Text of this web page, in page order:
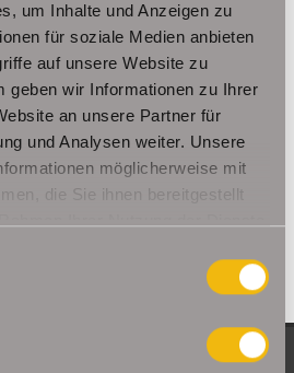
um Inhalte und Anzeigen zu
für soziale Medien anbieten
auf unsere Website zu
geben wir Informationen zu Ihrer
an unsere Partner für
und Analysen weiter. Unsere
möglicherweise mit
die Sie ihnen bereitgestellt
Udestedt
Weimar / Legefeld
Am Ettersberg Häuser Am Ettersberg
Immobilienkauf Am
Am Ettersberg
Einfamilienhäuser Am